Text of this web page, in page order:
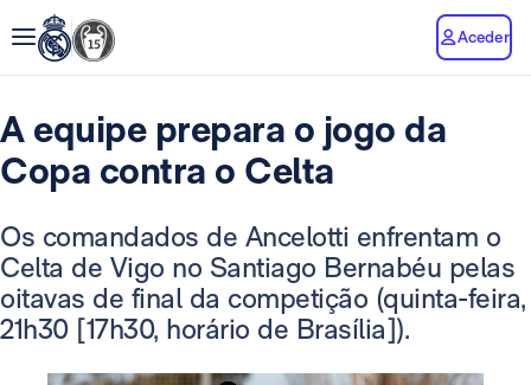
Aceder
A equipe prepara o jogo da
Copa contra o Celta
Os comandados de Ancelotti enfrentam o
Celta de Vigo no Santiago Bernabéu pelas
oitavas de final da competição (quinta-feira,
21h30 [17h30, horário de Brasília]).